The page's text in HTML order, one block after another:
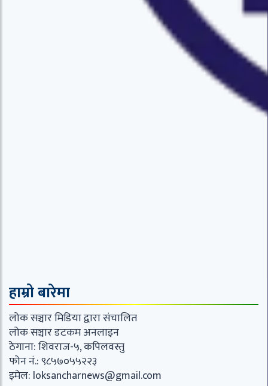
हाम्रो बारेमा
लोक सञ्चार मिडिया द्वारा संचालित
लोक सञ्चार डटकम अनलाइन
ठेगाना: शिवराज-५, कपिलवस्तु
फोन नं.: ९८५७०५५२२३
इमेल: loksancharnews@gmail.com